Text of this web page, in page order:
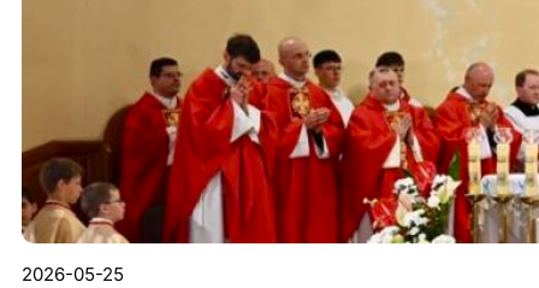
2026-05-25